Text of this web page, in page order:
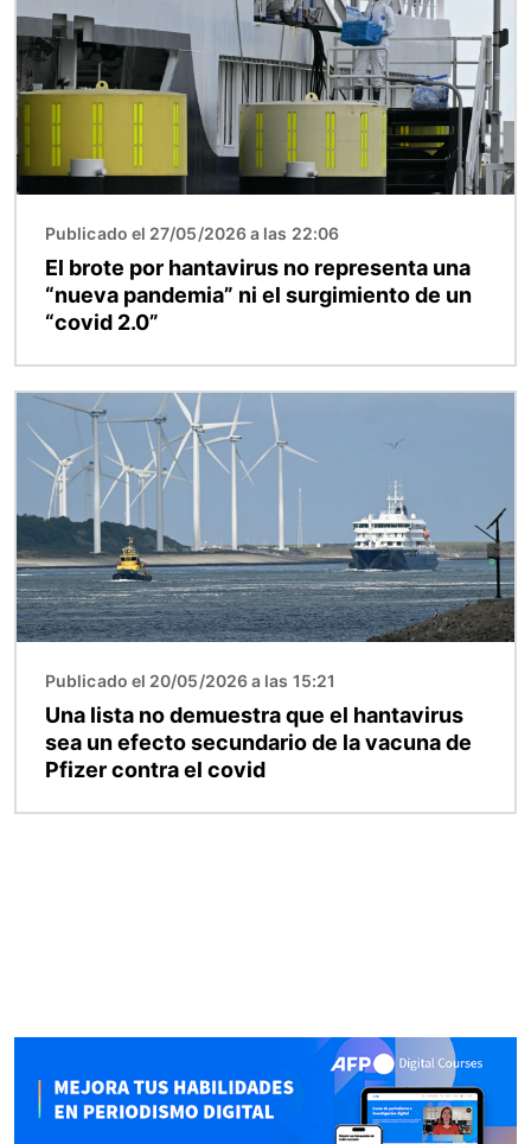
Publicado el 27/05/2026 a las 22:06
El brote por hantavirus no representa una
“nueva pandemia” ni el surgimiento de un
“covid 2.0”
Imagen
Publicado el 20/05/2026 a las 15:21
Una lista no demuestra que el hantavirus
sea un efecto secundario de la vacuna de
Pfizer contra el covid